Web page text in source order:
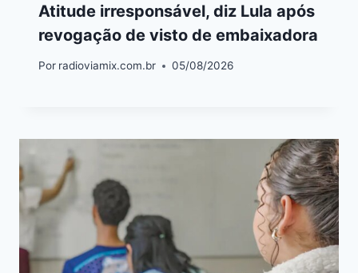
Atitude irresponsável, diz Lula após
revogação de visto de embaixadora
Por radioviamix.com.br 05/08/2026